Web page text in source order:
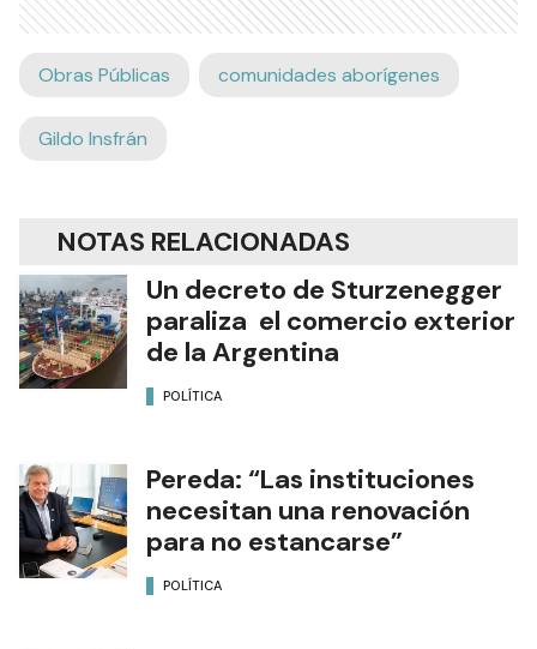
Obras Públicas comunidades aborígenes
Gildo Insfrán
NOTAS RELACIONADAS
Un decreto de Sturzenegger
paraliza el comercio exterior
de la Argentina
POLÍTICA
Pereda: “Las instituciones
necesitan una renovación
para no estancarse”
POLÍTICA